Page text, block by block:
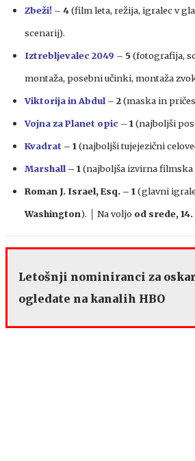
Zbeži! – 4(film leta, režija, igralec v
scenarij).
Iztrebljevalec 2049 – 5(fotografija,
montaža, posebni učinki, montaža
Viktorija in Abdul – 2(maska in
Vojna za Planet opic – 1 (najboljši
Kvadrat – 1 (najboljši tujejezični
Marshall – 1 (najboljša izvirna filmska
Roman J. Israel, Esq. – 1 (glavni
Washington). │ Na voljo od srede,
Letošnji nominiranci za
ogledate na kanalih HBO